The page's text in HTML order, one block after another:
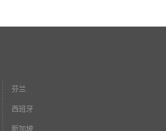
芬兰
西班牙